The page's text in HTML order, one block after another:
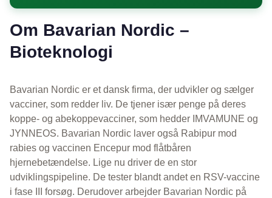
Om Bavarian Nordic –
Bioteknologi
Bavarian Nordic er et dansk firma, der udvikler og sælger
vacciner, som redder liv. De tjener især penge på deres
koppe- og abekoppevacciner, som hedder IMVAMUNE og
JYNNEOS. Bavarian Nordic laver også Rabipur mod
rabies og vaccinen Encepur mod flåtbåren
hjernebetændelse. Lige nu driver de en stor
udviklingspipeline. De tester blandt andet en RSV-vaccine
i fase III forsøg. Derudover arbejder Bavarian Nordic på